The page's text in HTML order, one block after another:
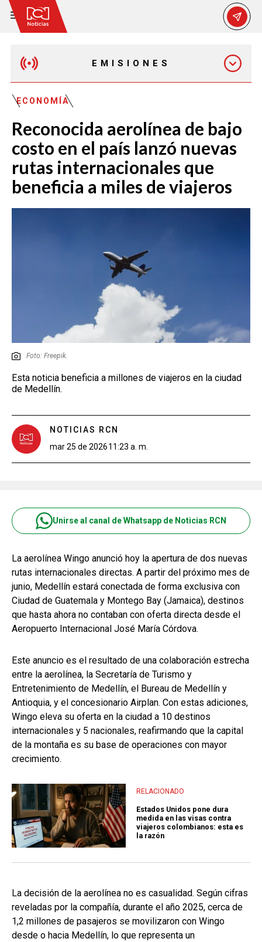
EMISIONES
EMISIÓN 7:00 PM
ECONOMÍA
Reconocida aerolínea de bajo
costo en el país lanzó nuevas
rutas internacionales que
beneficia a miles de viajeros
Foto: Freepik.
Esta noticia beneficia a millones de viajeros en la ciudad
de Medellín.
NOTICIAS RCN
mar 25 de 202611:23 a. m.
Unirse al canal de Whatsapp de Noticias RCN
La aerolínea Wingo anunció hoy la apertura de dos nuevas
rutas internacionales directas. A partir del próximo mes de
junio, Medellín estará conectada de forma exclusiva con
Ciudad de Guatemala y Montego Bay (Jamaica), destinos
que hasta ahora no contaban con oferta directa desde el
Aeropuerto Internacional José María Córdova.
Este anuncio es el resultado de una colaboración estrecha
entre la aerolínea, la Secretaría de Turismo y
Entretenimiento de Medellín, el Bureau de Medellín y
Antioquia, y el concesionario Airplan. Con estas adiciones,
Wingo eleva su oferta en la ciudad a 10 destinos
internacionales y 5 nacionales, reafirmando que la capital
de la montaña es su base de operaciones con mayor
crecimiento.
RELACIONADO
Estados Unidos pone dura
medida en las visas contra
viajeros colombianos: esta es
la razón
La decisión de la aerolínea no es casualidad. Según cifras
reveladas por la compañía, durante el año 2025, cerca de
1,2 millones de pasajeros se movilizaron con Wingo
desde o hacia Medellín, lo que representa un